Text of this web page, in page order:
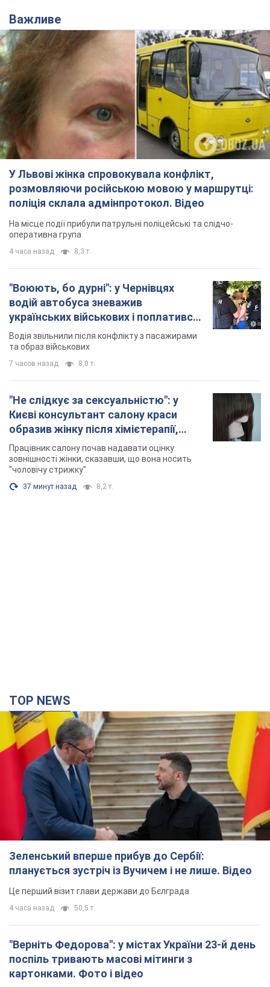
Важливе
У Львові жінка спровокувала конфлікт,
розмовляючи російською мовою у маршрутці:
поліція склала адмінпротокол. Відео
На місце події прибули патрульні поліцейські та слідчо-
оперативна група
4 часа назад 8,3 т.
"Воюють, бо дурні": у Чернівцях
водій автобуса зневажив
українських військових і поплатився.
Відео
Водія звільнили після конфлікту з пасажирами
та образ військових
7 часов назад 8,0 т.
"Не слідкує за сексуальністю": у
Києві консультант салону краси
образив жінку після хімієтерапії,
розгорівся скандал. Фото
Працівник салону почав надавати оцінку
зовнішності жінки, сказавши, що вона носить
"чоловічу стрижку"
37 минут назад 8,2 т.
TOP NEWS
Зеленський вперше прибув до Сербії:
планується зустріч із Вучичем і не лише. Відео
Це перший візит глави держави до Бєлграда
4 часа назад 50,5 т.
"Верніть Федорова": у містах України 23-й день
поспіль тривають масові мітинги з
картонками. Фото і відео